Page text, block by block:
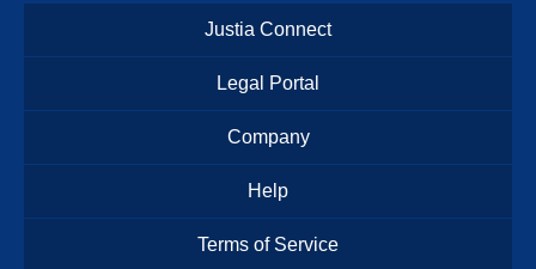
Justia Connect
Legal Portal
Company
Help
Terms of Service